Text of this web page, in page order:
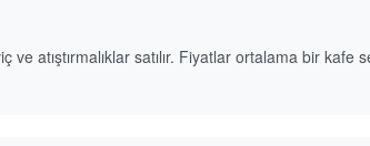
atıştırmalıklar satılır. Fiyatlar ortalama bir kafe